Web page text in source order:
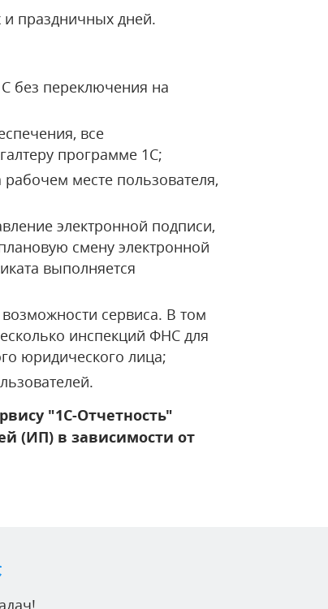
и праздничных дней.
без переключения на
все
программе 1С;
месте пользователя,
электронной подписи,
смену электронной
выполняется
сервиса. В том
инспекций ФНС для
юридического лица;
"1С-Отчетность"
(ИП) в зависимости от